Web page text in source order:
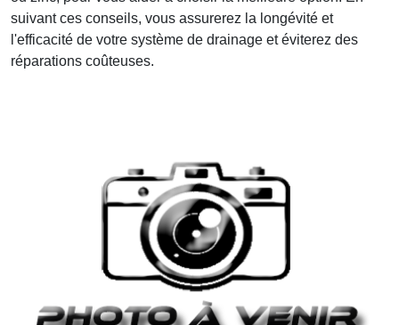
suivant ces conseils, vous assurerez la longévité et
l'efficacité de votre système de drainage et éviterez des
réparations coûteuses.